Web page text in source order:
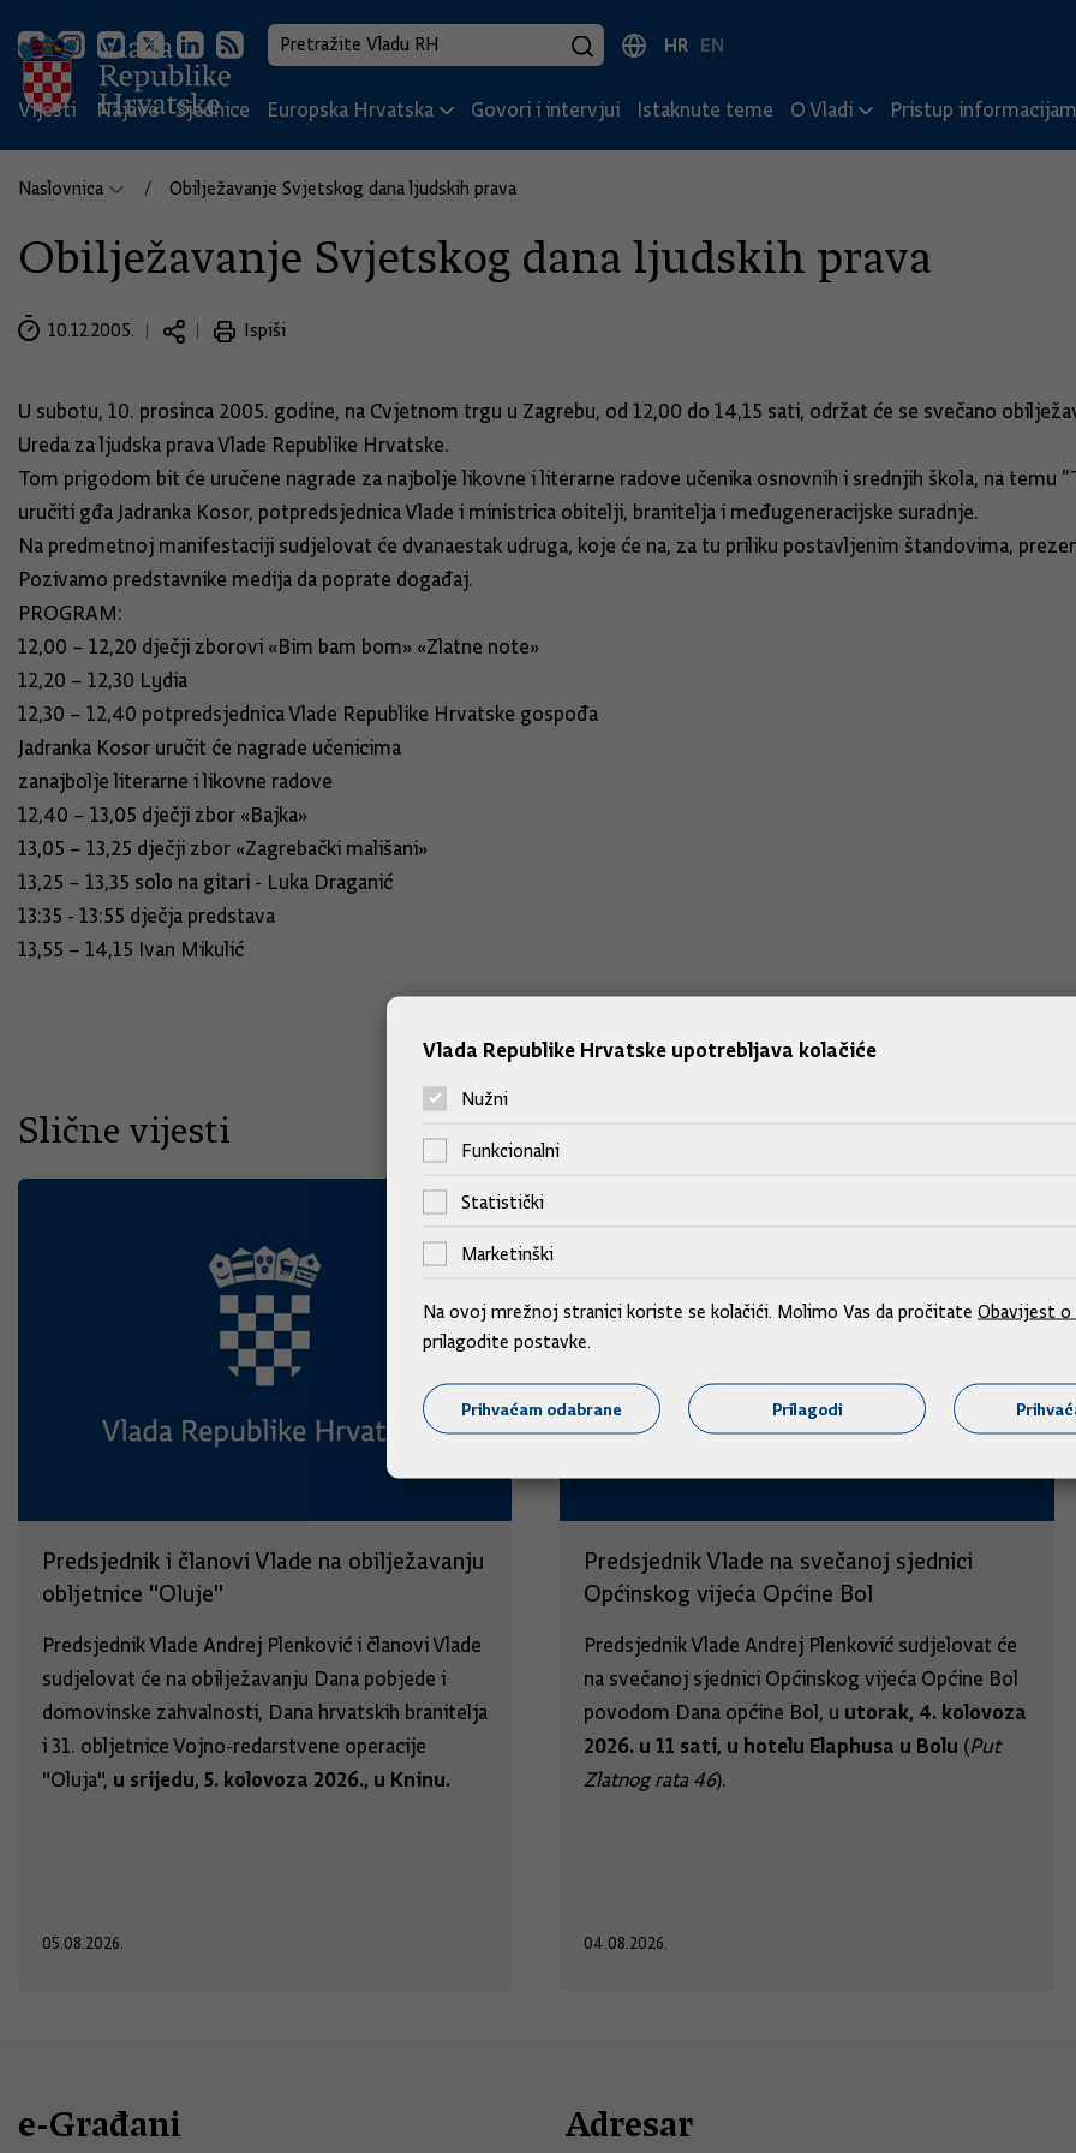
HR EN
Vijesti Najave Sjednice Europska Hrvatska Govori i intervjui Istaknute teme O Vladi Pristup
Naslovnica Obilježavanje Svjetskog dana ljudskih prava
Obilježavanje Svjetskog dana ljudskih prava
10.12.2005. Ispiši
U subotu, 10. prosinca 2005. godine, na Cvjetnom trgu u Zagrebu, od 12,00 do 14,15 sati, održat će se svečano
Ureda za ljudska prava Vlade Republike Hrvatske.
Tom prigodom bit će uručene nagrade za najbolje likovne i literarne radove učenika osnovnih i srednjih škola, na temu
uručiti gđa Jadranka Kosor, potpredsjednica Vlade i ministrica obitelji, branitelja i međugeneracijske suradnje.
Na predmetnoj manifestaciji sudjelovat će dvanaestak udruga, koje će na, za tu priliku postavljenim štandovima,
Pozivamo predstavnike medija da poprate događaj.
PROGRAM:
12,00 – 12,20 dječji zborovi «Bim bam bom» «Zlatne note»
12,20 – 12,30 Lydia
12,30 – 12,40 potpredsjednica Vlade Republike Hrvatske gospođa
Jadranka Kosor uručit će nagrade učenicima
zanajbolje literarne i likovne radove
12,40 – 13,05 dječji zbor «Bajka»
13,05 – 13,25 dječji zbor «Zagrebački mališani»
13,25 – 13,35 solo na gitari - Luka Draganić
13:35 - 13:55 dječja predstava
13,55 – 14,15 Ivan Mikulić
Slične vijesti
Predsjednik i članovi Vlade na obilježavanju
obljetnice "Oluje"
Predsjednik Vlade Andrej Plenković i članovi Vlade
sudjelovat će na obilježavanju Dana pobjede i
domovinske zahvalnosti, Dana hrvatskih branitelja
i 31. obljetnice Vojno-redarstvene operacije
"Oluja", u srijedu, 5. kolovoza 2026., u Kninu.
05.08.2026.
Predsjednik Vlade na svečanoj sjednici
Općinskog vijeća Općine Bol
Predsjednik Vlade Andrej Plenković sudjelovat će
na svečanoj sjednici Općinskog vijeća Općine Bol
povodom Dana općine Bol, u utorak, 4. kolovoza
2026. u 11 sati, u hotelu Elaphusa u Bolu (Put
Zlatnog rata 46).
04.08.2026.
e-Građani Adresar
Vlada Republike Hrvatske upotrebljava kolačiće
Nužni
Funkcionalni
Statistički
Marketinški
Na ovoj mrežnoj stranici koriste se kolačići. Molimo Vas da pročitate Obavijest o
prilagodite postavke.
Prihvaćam odabrane Prilagodi